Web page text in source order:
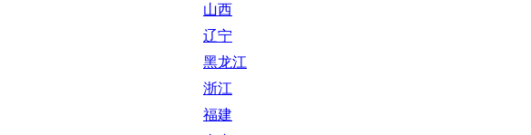
山西
辽宁
黑龙江
浙江
福建